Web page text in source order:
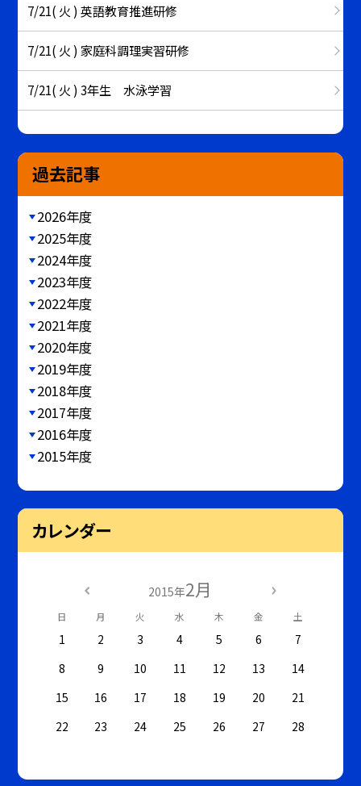
7/21( 火 ) 英語教育推進研修
7/21( 火 ) 家庭科調理実習研修
7/21( 火 ) 3年生 水泳学習
過去記事
2026年度
2025年度
2024年度
2023年度
2022年度
2021年度
2020年度
2019年度
2018年度
2017年度
2016年度
2015年度
カレンダー
2015年2月
日 月 火 水 木 金 土
1 2 3 4 5 6
7
8
9 10 11 12 13
14
15
16 17 18 19 20
21
22
23 24 25 26 27 28